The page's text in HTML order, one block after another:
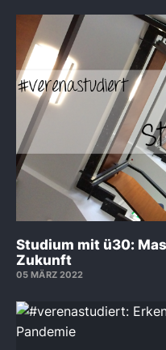
Studium mit ü30:
Zukunft
05 MÄRZ 2022